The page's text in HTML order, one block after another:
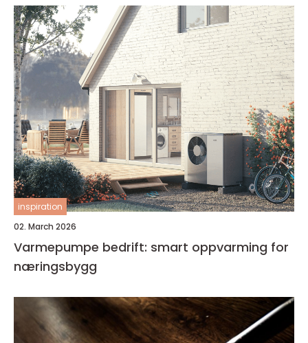
inspiration
02. March 2026
Varmepumpe bedrift: smart oppvarming for
næringsbygg